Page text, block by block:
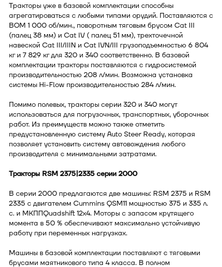
Тракторы уже в базовой комплектации способны
агрегатироваться с любыми типами орудий. Поставляются с
ВОМ 1 000 об/мин., поворотным тяговым брусом Cat III
(палец 38 мм) и Cat IV ( палец 51 мм), трехточечной
навеской Cat III/IIIN и Cat IVN/III грузоподъемностью 6 804
кг и 7 829 кг для 320 и 340 соответственно. В базовой
комплектации тракторы поставляются с гидросистемой
производительностью 208 л/мин. Возможна установка
системы Hi-Flow производительностью 284 л/мин.
Помимо полевых, тракторы серии 320 и 340 могут
использоваться для погрузочных, транспортных, уборочных
работ. Из преимуществ можно также отметить
предустановленную систему Auto Steer Ready, которая
позволяет установить систему автовождения любого
производителя с минимальными затратами.
Тракторы RSM 2375|2335 серии 2000
В серии 2000 предлагаются две машины: RSM 2375 и RSM
2335 с двигателем Cummins QSM11 мощностью 375 и 335 л.
с. и МКППQuadshift 12х4. Моторы с запасом крутящего
момента в 50 % обеспечивают максимально устойчивую
работу при переменных нагрузках.
Машины в базовой комплектации поставляют с тяговыми
брусами маятникового типа 4 класса. В полном